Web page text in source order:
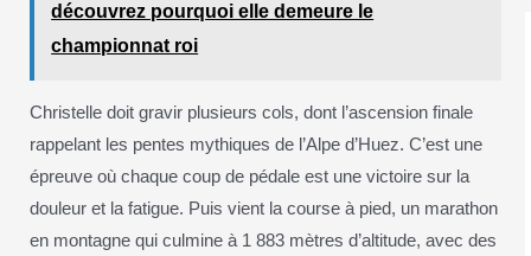
découvrez pourquoi elle demeure le
championnat roi
Christelle doit gravir plusieurs cols, dont l’ascension finale
rappelant les pentes mythiques de l’Alpe d’Huez. C’est une
épreuve où chaque coup de pédale est une victoire sur la
douleur et la fatigue. Puis vient la course à pied, un marathon
en montagne qui culmine à 1 883 mètres d’altitude, avec des